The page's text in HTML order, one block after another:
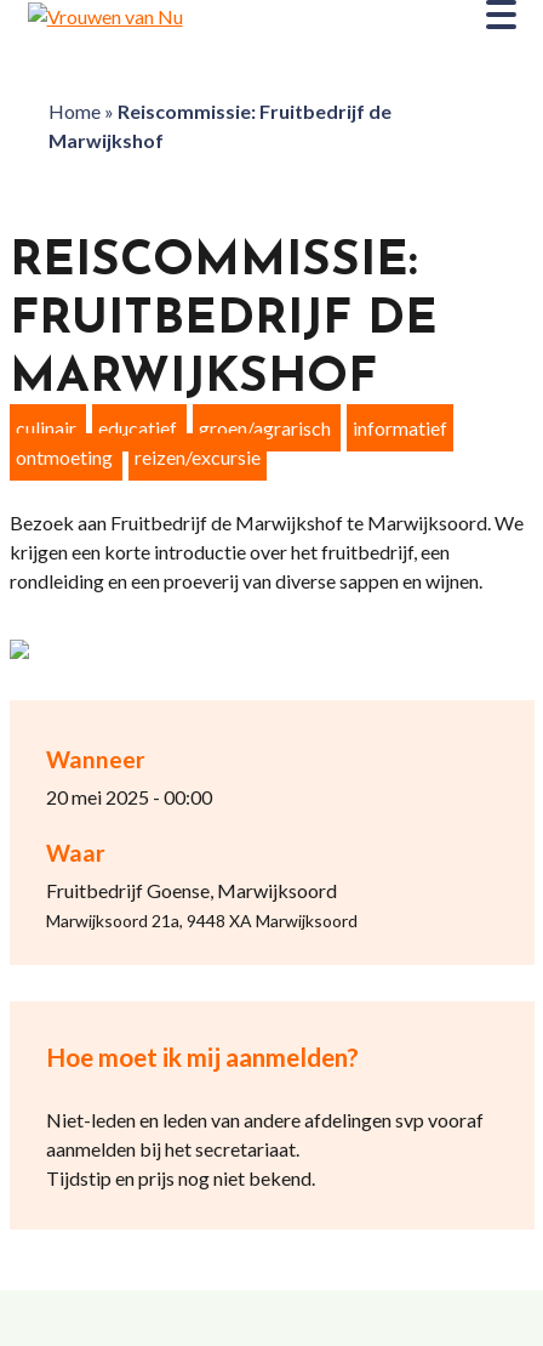
Home» Reiscommissie: Fruitbedrijf de
Marwijkshof
Wanneer
20 mei 2025 - 00:00
Waar
Fruitbedrijf Goense, Marwijksoord
Marwijksoord 21a, 9448 XA Marwijksoord
Hoe moet ik mij aanmelden?
Niet-leden en leden van andere afdelingen svp vooraf
aanmelden bij het secretariaat.
Tijdstip en prijs nog niet bekend.
REISCOMMISSIE:
FRUITBEDRIJF DE
MARWIJKSHOF
culinair educatief groen/agrarisch
informatief
ontmoeting
reizen/excursie
Bezoek aan Fruitbedrijf de Marwijkshof te Marwijksoord. We
krijgen een korte introductie over het fruitbedrijf, een
rondleiding en een proeverij van diverse sappen en wijnen.